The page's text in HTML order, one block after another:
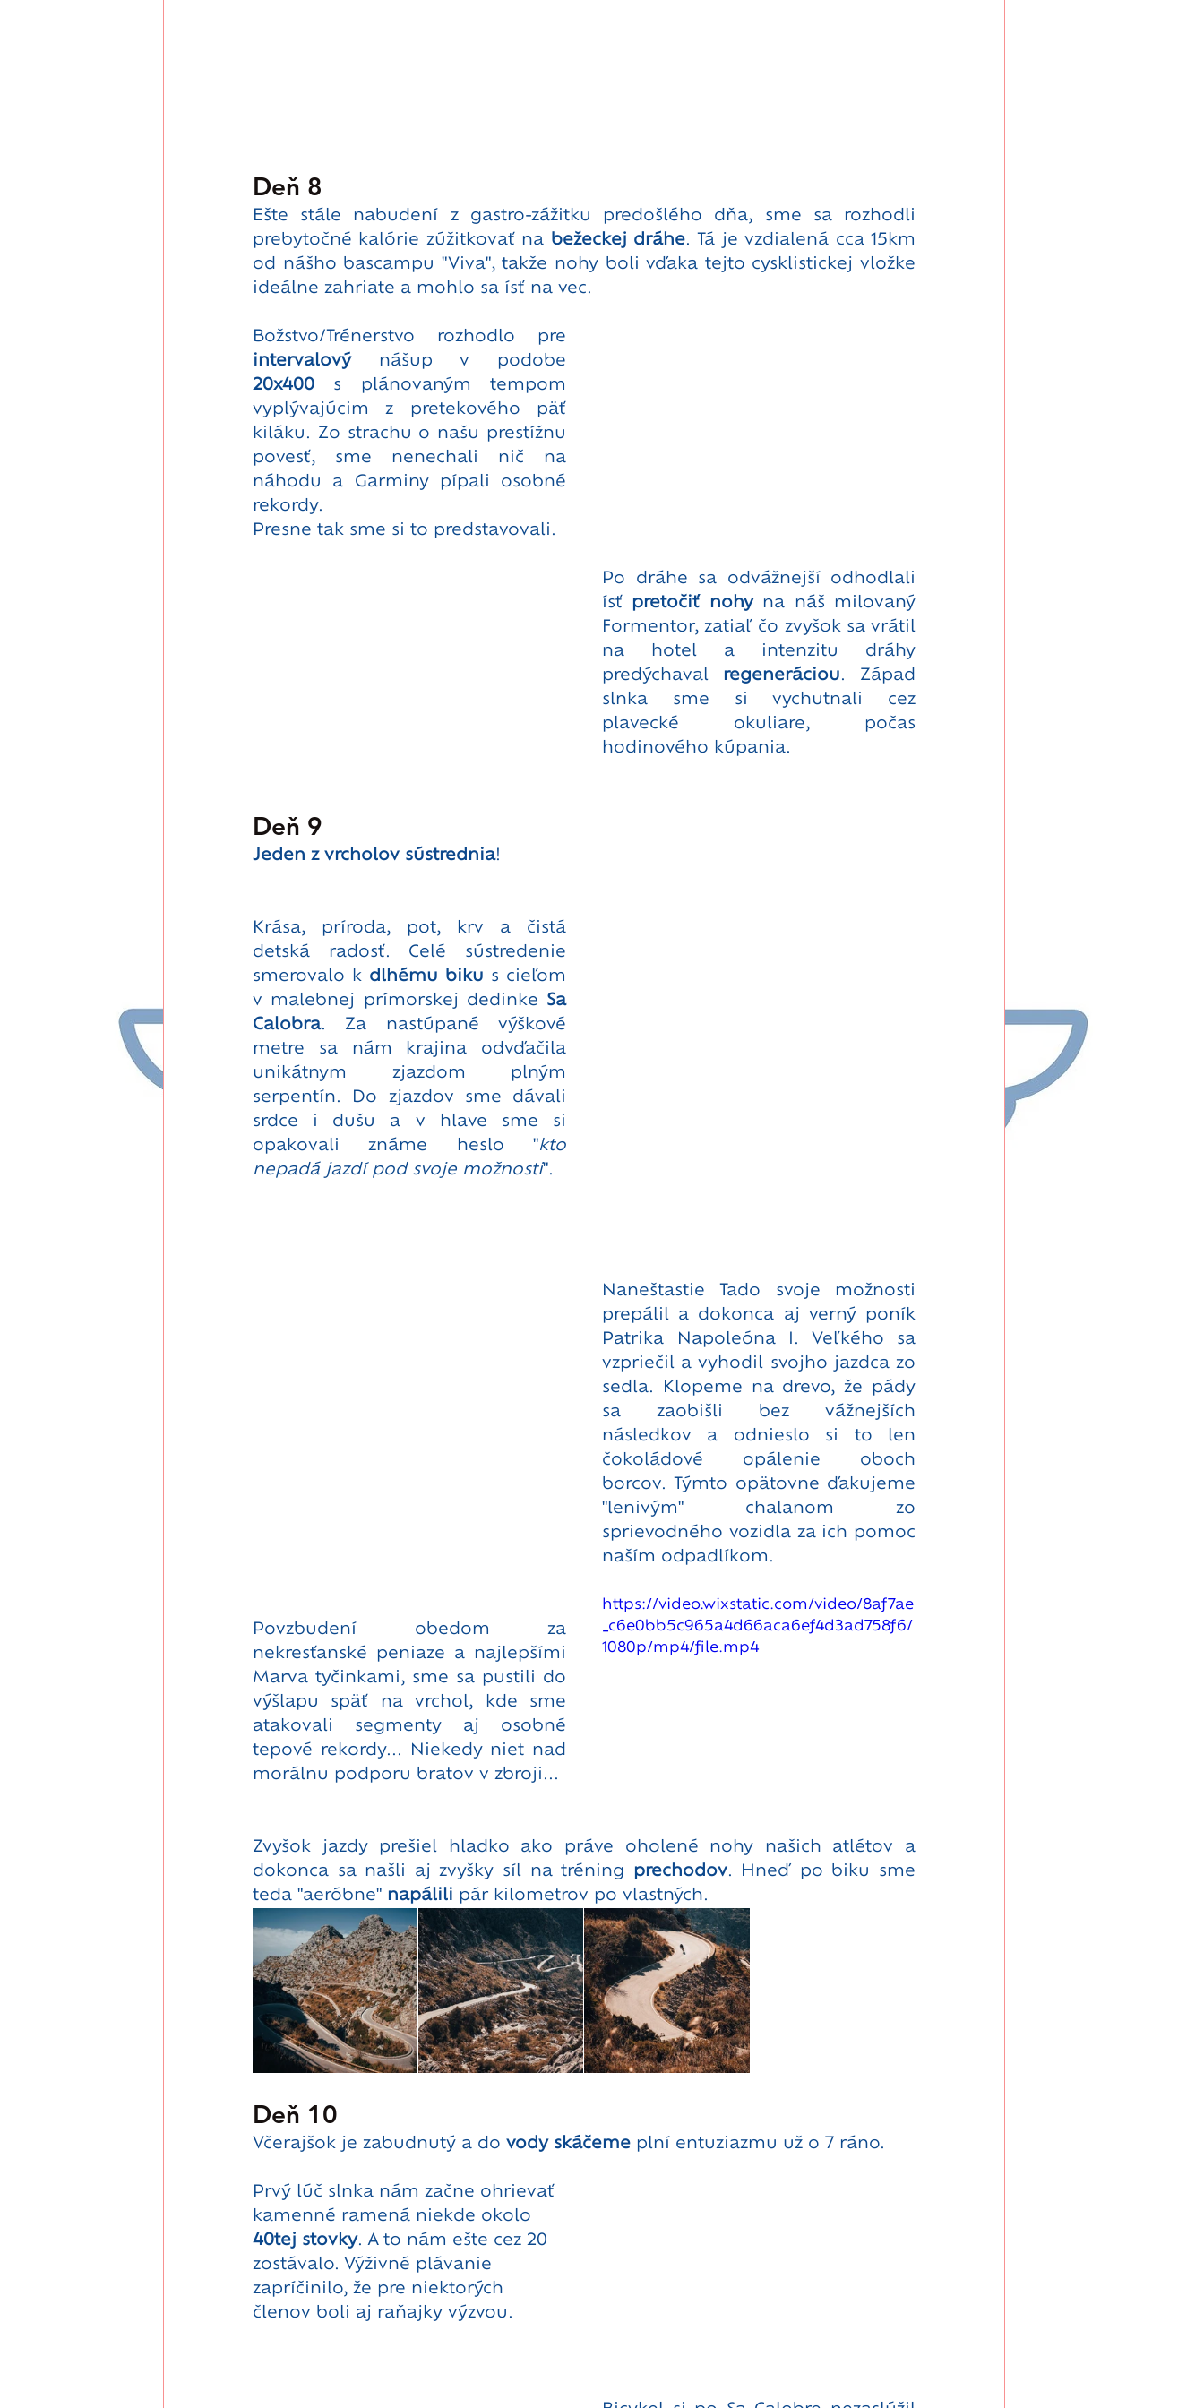
Deň 8
Ešte stále nabudení z gastro-zážitku predošlého dňa, sme sa rozhodli
prebytočné kalórie zúžitkovať na bežeckej dráhe. Tá je vzdialená cca 15km
od nášho bascampu "Viva", takže nohy boli vďaka tejto cysklistickej vložke
ideálne zahriate a mohlo sa ísť na vec.
intervalový
20x400 s plánovaným tempom
vyplývajúcim z pretekového päť
kiláku. Zo strachu o našu prestížnu
povesť, sme nenechali nič na
náhodu a Garminy pípali osobné
rekordy.
Presne tak sme si to predstavovali.
Po dráhe sa odvážnejší odhodlali
ísť pretočiť nohy na náš milovaný
Formentor, zatiaľ čo zvyšok sa vrátil
na hotel a intenzitu dráhy
predýchaval regeneráciou. Západ
slnka sme si vychutnali cez
plavecké okuliare, počas
hodinového kúpania.
Deň 9
Jeden z vrcholov sústrednia!
Krása, príroda, pot, krv a čistá
detská radosť. Celé sústredenie
smerovalo k dlhému biku s cieľom
v malebnej prímorskej dedinke Sa
Calobra. Za nastúpané výškové
metre sa nám krajina odvďačila
unikátnym zjazdom plným
serpentín. Do zjazdov sme dávali
srdce i dušu a v hlave sme si
opakovali známe heslo "kto
nepadá jazdí pod svoje možnosti".
Naneštastie Tado svoje možnosti
prepálil a dokonca aj verný poník
Patrika Napoleóna I. Veľkého sa
vzpriečil a vyhodil svojho jazdca zo
sedla. Klopeme na drevo, že pády
sa zaobišli bez vážnejších
následkov a odnieslo si to len
čokoládové opálenie oboch
borcov. Týmto opätovne ďakujeme
"lenivým" chalanom zo
sprievodného vozidla za ich pomoc
naším odpadlíkom.
https://video.wixstatic.com/video/8af7ae
_c6e0bb5c965a4d66aca6ef4d3ad758f6/
1080p/mp4/file.mp4
Povzbudení obedom za
nekresťanské peniaze a najlepšími
Marva tyčinkami, sme sa pustili do
výšlapu späť na vrchol, kde sme
atakovali segmenty aj osobné
tepové rekordy... Niekedy niet nad
morálnu podporu bratov v zbroji...
Zvyšok jazdy prešiel hladko ako práve oholené nohy našich atlétov a
dokonca sa našli aj zvyšky síl na tréning prechodov. Hneď po biku sme
teda "aeróbne" napálili pár kilometrov po vlastných.
Deň 10
Včerajšok je zabudnutý a do vody skáčeme plní entuziazmu už o 7 ráno.
Prvý lúč slnka nám začne ohrievať
kamenné ramená niekde okolo
40tej stovky. A to nám ešte cez 20
zostávalo. Výživné plávanie
zapríčinilo, že pre niektorých
členov boli aj raňajky výzvou.